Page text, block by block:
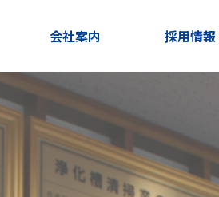
会社案内 採用情報